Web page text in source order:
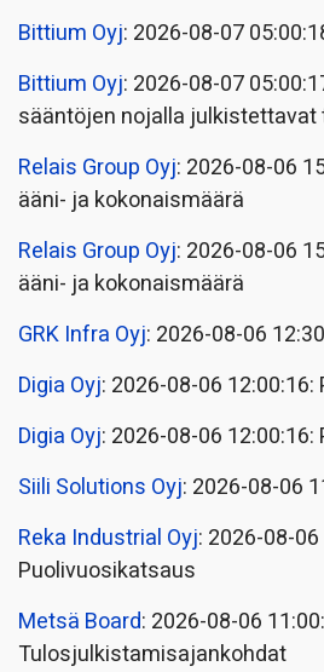
Bittium Oyj: 2026-08-07
Bittium Oyj: 2026-08-07
sääntöjen nojalla julkistettavat
Relais Group Oyj: 2026-08-06
ääni- ja kokonaismäärä
Relais Group Oyj: 2026-08-06
ääni- ja kokonaismäärä
GRK Infra Oyj: 2026-08-06
Digia Oyj: 2026-08-06
Digia Oyj: 2026-08-06
Siili Solutions Oyj: 2026-08-06
Reka Industrial Oyj: 2026-08-
Puolivuosikatsaus
Metsä Board: 2026-08-06
Tulosjulkistamisajankohdat